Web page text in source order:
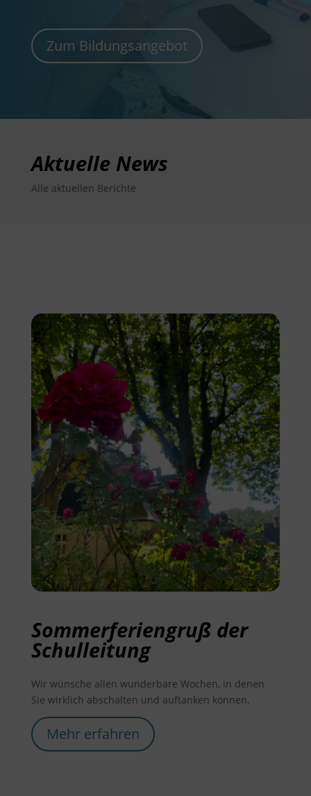
Zum Bildungsangebot
Aktuelle News
Alle aktuellen Berichte
Sommerferiengruß der
Schulleitung
Wir wünsche allen wunderbare Wochen, in denen
Sie wirklich abschalten und auftanken können.
Mehr erfahren